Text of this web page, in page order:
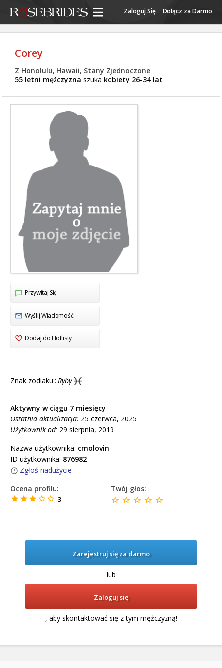
Zaloguj Się Dołącz za Darmo
Corey
Z Honolulu, Hawaii, Stany Zjednoczone
55 letni mężczyzna szuka kobiety 26-34 lat
Przywitaj Się
Wyślij Wiadomość
Dodaj do Hotlisty
Znak zodiaku:: Ryby
Aktywny w ciągu 7 miesięcy
Ostatnia aktualizacja: 25 czerwca, 2025
Użytkownik od: 29 sierpnia, 2019
Nazwa użytkownika: cmolovin
ID użytkownika: 876982
Zgłoś nadużycie
Ocena profilu:
3
Twój głos:
Zarejestruj się za darmo
lub
Zaloguj się
, aby skontaktować się z tym mężczyzną!